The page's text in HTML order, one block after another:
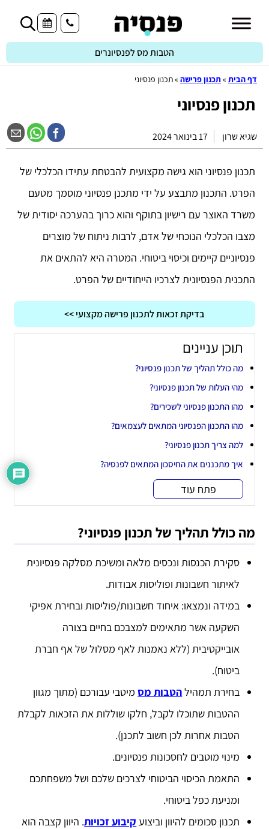
הטבות מס לפנסיונרים
דף הבית »תכנון פרישה »תכנון פנסיוני
תכנון פנסיוני
שגיא שרון 17 בינואר 2024
תכנון פנסיוני הוא גישה מקצועית להבטחת עתידו הכלכלי של
הפרט. התכנון מתבצע על ידי מתכנן פנסיוני מוסמך מטעם
משרד האוצר עם רישיון בתוקף והוא כרוך בהערכה יסודית של
מצבו הכלכלי הנוכחי של אדם, לרבות ניתוח של מוצרים
פנסיוניים קיימים וכיסוי ביטוחי. המטרה היא להתאים את
התכנית הפנסיונית לצרכיו הייחודיים של הפרט.
בדיקת זכאות לתכנון פרישה מקצועי >>
תוכן עניינים
מה כולל תהליך של תכנון פנסיוני?
מהי העלות של תכנון פנסיוני?
מהו התכנון פנסיוני לשכירים?
מהו התכנון הפנסיוני המתאים לעצמאים?
למה צריך תכנון פנסיוני?
איך מתכננים את החיסכון המתאים לפנסיה?
פתח עוד
מה כולל תהליך של תכנון פנסיוני?
סקירת הכנסות ונכסים מלאה ומשיכת מסלקה פנסיונית
לאיתור חשבונות ופוליסות אבודות.
במידה ונמצאו: איחוד חשבונות/פוליסות ובחירת אפיקי
השקעה אשר מתאימים למצבכם בחיים בצורה
אובייקטיבית (ללא נאמנות לאף מסלול של אף חברת
ביטוח).
בחירת תמהילהטבות מסמיטבי עבורכם (מתוך מגוון
ההטבות שתוכלו לקבל, חלקו שוללות את הזכאות לקבלת
הטבות אחרות לכן חשוב לתכנן).
מינוי מוטבים לחסכונות פנסיונים.
התאמת הכיסוי הביטוחי לצרכים שלכם ושל משפחתכם
ומניעת כפל ביטוחי.
תכנון סכומים להיוון וביצוע קיבוע זכויות. היוון קצבה הוא